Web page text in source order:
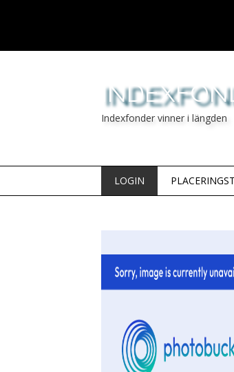
Indexfonder vinner i längden
LOGIN